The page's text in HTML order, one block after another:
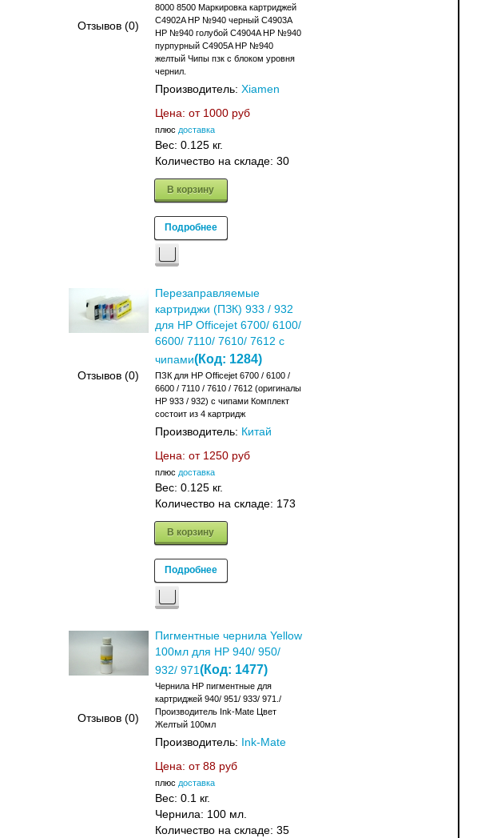
Отзывов (0)
8000 8500 Маркировка картриджей
C4902A HP №940 черный C4903A
HP №940 голубой C4904A HP №940
пурпурный C4905A HP №940
желтый Чипы пзк с блоком уровня
чернил.
Производитель: Xiamen
Цена: от 1000 руб
плюс доставка
Вес: 0.125 кг.
Количество на складе: 30
В корзину
Подробнее
Отзывов (0)
Перезаправляемые
картриджи (ПЗК) 933 / 932
для HP Officejet 6700/ 6100/
6600/ 7110/ 7610/ 7612 с
чипами(Код: 1284)
ПЗК для HP Officejet 6700 / 6100 /
6600 / 7110 / 7610 / 7612 (оригиналы
HP 933 / 932) с чипами Комплект
состоит из 4 картридж
Производитель: Китай
Цена: от 1250 руб
плюс доставка
Вес: 0.125 кг.
Количество на складе: 173
В корзину
Подробнее
Отзывов (0)
Пигментные чернила Yellow
100мл для HP 940/ 950/
932/ 971(Код: 1477)
Чернила HP пигментные для
картриджей 940/ 951/ 933/ 971./
Производитель Ink-Mate Цвет
Желтый 100мл
Производитель:
Ink-Mate
Цена: от 88 руб
плюс доставка
Вес: 0.1 кг.
Чернила: 100 мл.
Количество на складе: 35